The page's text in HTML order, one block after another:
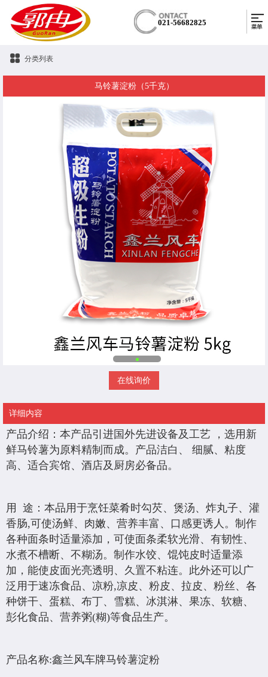
021-56682825
分类列表
马铃薯淀粉（5千克）
在线询价
详细内容
产品介绍：本产品引进国外先进设备及工艺 ，选用新
鲜马铃薯为原料精制而成。产品洁白、 细腻、粘度
高、适合宾馆、酒店及厨房必备品。
用 途：本品用于烹饪菜肴时勾芡、煲汤、炸丸子、灌
香肠,可使汤鲜、肉嫩、营养丰富、口感更诱人。制作
各种面条时适量添加，可使面条柔软光滑、有韧性、
水煮不槽断、不糊汤。制作水饺、馄饨皮时适量添
加，能使皮面光亮透明、久置不粘连。此外还可以广
泛用于速冻食品、凉粉,凉皮、粉皮、拉皮、粉丝、各
种饼干、蛋糕、布丁、雪糕、冰淇淋、果冻、软糖、
彭化食品、营养粥(糊)等食品生产。
产品名称:鑫兰风车牌马铃薯淀粉